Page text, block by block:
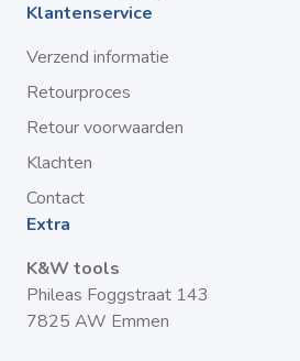
Klantenservice
Verzend informatie
Retourproces
Retour voorwaarden
Klachten
Contact
Extra
K&W tools
Phileas Foggstraat 143
7825 AW Emmen